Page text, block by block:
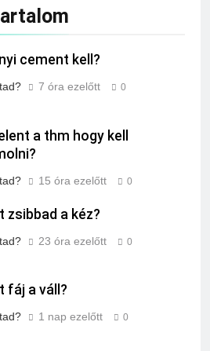
cement kell?
7 óra ezelőtt 0
a thm hogy kell
15 óra ezelőtt 0
zsibbad a kéz?
23 óra ezelőtt 0
fáj a váll?
1 nap ezelőtt 0